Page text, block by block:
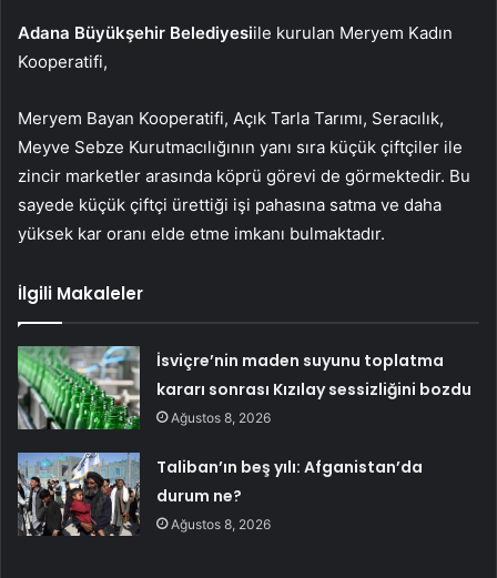
Adana Büyükşehir Belediyesiile kurulan Meryem Kadın
Kooperatifi,
Meryem Bayan Kooperatifi, Açık Tarla Tarımı, Seracılık,
Meyve Sebze Kurutmacılığının yanı sıra küçük çiftçiler ile
zincir marketler arasında köprü görevi de görmektedir. Bu
sayede küçük çiftçi ürettiği işi pahasına satma ve daha
yüksek kar oranı elde etme imkanı bulmaktadır.
İlgili Makaleler
İsviçre’nin maden suyunu toplatma
kararı sonrası Kızılay sessizliğini bozdu
Ağustos 8, 2026
Taliban’ın beş yılı: Afganistan’da
durum ne?
Ağustos 8, 2026